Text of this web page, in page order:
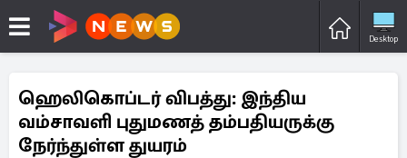
Desktop
ஹெலிகொப்டர் விபத்து: இந்திய
வம்சாவளி புதுமணத் தம்பதியருக்கு
நேர்ந்துள்ள துயரம்